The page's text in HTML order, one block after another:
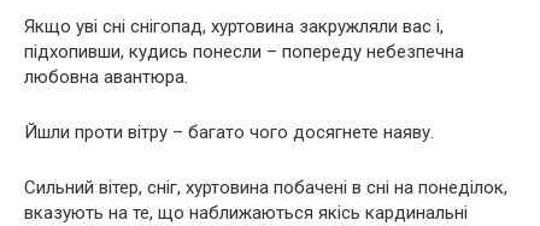
Якщо уві сні снігопад, хуртовина закружляли вас і,
підхопивши, кудись понесли – попереду небезпечна
любовна авантюра.
Йшли проти вітру – багато чого досягнете наяву.
Сильний вітер, сніг, хуртовина побачені в сні на понеділок,
вказують на те, що наближаються якісь кардинальні